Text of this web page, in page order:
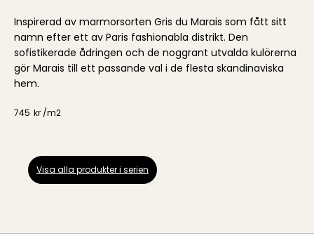
Inspirerad av marmorsorten Gris du Marais som fått sitt
namn efter ett av Paris fashionabla distrikt. Den
sofistikerade ådringen och de noggrant utvalda kulörerna
gör Marais till ett passande val i de flesta skandinaviska
hem.
745 kr /m2
Visa alla produkter i serien